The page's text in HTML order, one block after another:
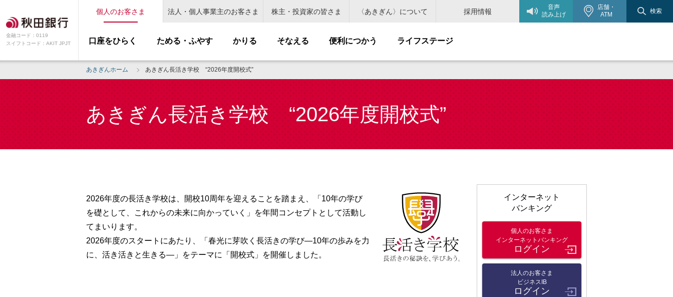
金融コード：0119
スイフトコード：AKIT JPJT
個人のお客さま
口座をひらく ためる・ふやす かりる そなえる 便利につかう ライフステージ
法人・個人事業主のお客さま 株主・投資家の皆さま 〈あきぎん〉について 採用情報
音声
読み上げ
店舗・
ATM
検索
あきぎんホーム あきぎん長活き学校 “2026年度開校式”
あきぎん長活き学校 “2026年度開校式”
2026年度の長活き学校は、開校10周年を迎えることを踏まえ、「10年の学び
を礎として、これからの未来に向かっていく」を年間コンセプトとして活動し
てまいります。
2026年度のスタートにあたり、「春光に芽吹く長活きの学び―10年の歩みを力
に、活き活きと生きる―」をテーマに「開校式」を開催しました。
インターネット
バンキング
個人のお客さま
インターネットバンキング
ログイン
法人のお客さま
ビジネスIB
ログイン